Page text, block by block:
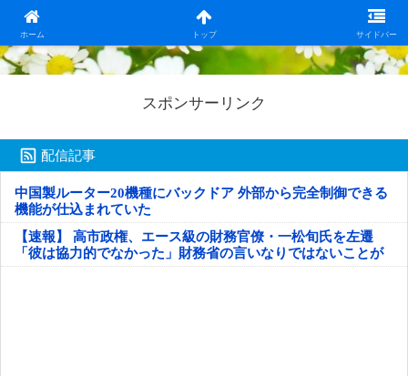
ホーム トップ サイドバー
日本第一！ニュース録
スポンサーリンク
配信記事
中国製ルーター20機種にバックドア 外部から完全制御できる
機能が仕込まれていた
【速報】 高市政権、エース級の財務官僚・一松旬氏を左遷
「彼は協力的でなかった」財務省の言いなりではないことが
判明